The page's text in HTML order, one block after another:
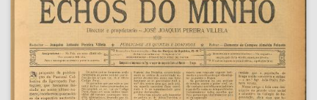
- O Carnaval (Zarco) [Cultura]
- A Pastoral do Episcopado [Religião e Política]
[Conteúdo Gerado por Inteligência Artificial,
pode conter erros]